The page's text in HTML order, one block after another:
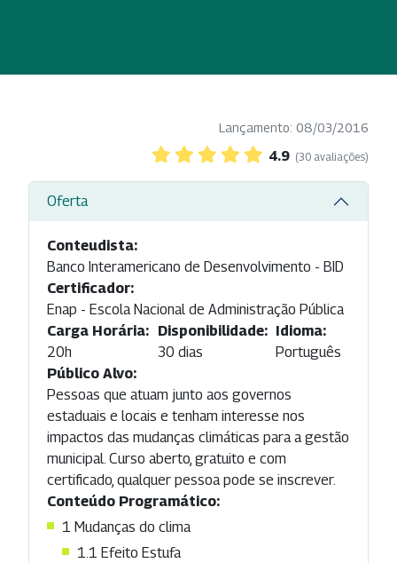
Lançamento: 08/03/2016
4.9 (30 avaliações)
Oferta
Conteudista:
Banco Interamericano de Desenvolvimento - BID
Certificador:
Enap - Escola Nacional de Administração Pública
Carga Horária:
20h
Disponibilidade:
30 dias
Idioma:
Português
Público Alvo:
Pessoas que atuam junto aos governos
estaduais e locais e tenham interesse nos
impactos das mudanças climáticas para a gestão
municipal. Curso aberto, gratuito e com
certificado, qualquer pessoa pode se inscrever.
Conteúdo Programático:
1 Mudanças do clima
1.1 Efeito Estufa